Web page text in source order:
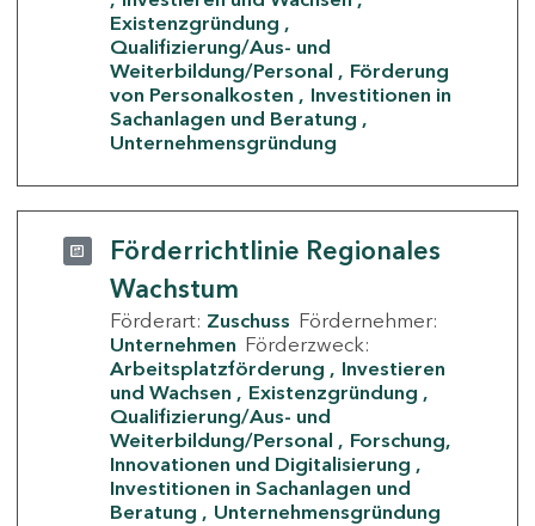
Existenzgründung
Qualifizierung/Aus- und
Weiterbildung/Personal
Förderung
von Personalkosten
Investitionen in
Sachanlagen und Beratung
Unternehmensgründung
Förderrichtlinie Regionales
Wachstum
Förderart: Zuschuss Fördernehmer:
Unternehmen Förderzweck:
Arbeitsplatzförderung
Investieren
und Wachsen
Existenzgründung
Qualifizierung/Aus- und
Weiterbildung/Personal
Forschung,
Innovationen und Digitalisierung
Investitionen in Sachanlagen und
Beratung
Unternehmensgründung